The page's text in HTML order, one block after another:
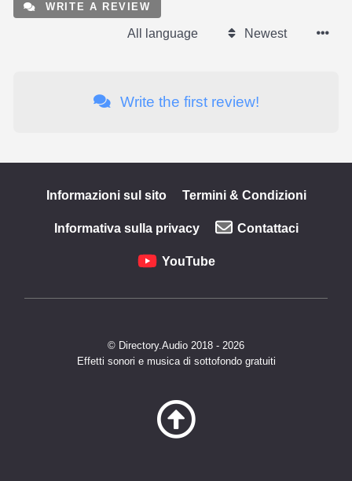
WRITE A REVIEW
All language Newest
Write the first review!
Informazioni sul sito Termini & Condizioni
Informativa sulla privacy Contattaci
YouTube
© Directory.Audio 2018 - 2026
Effetti sonori e musica di sottofondo gratuiti